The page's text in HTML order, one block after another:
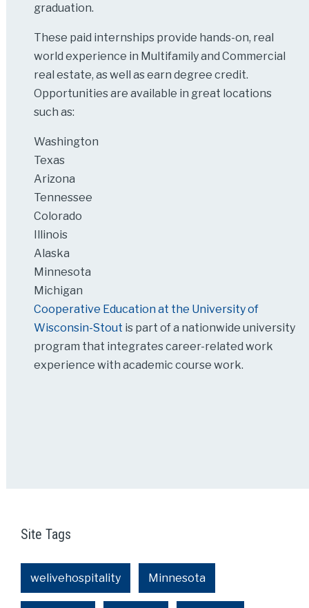
graduation.
These paid internships provide hands-on, real
world experience in Multifamily and Commercial
real estate, as well as earn degree credit.
Opportunities are available in great locations
such as:
Washington
Texas
Arizona
Tennessee
Colorado
Illinois
Alaska
Minnesota
Michigan
Cooperative Education at the University of
Wisconsin-Stout is part of a nationwide university
program that integrates career-related work
experience with academic course work.
Site Tags
welivehospitality Minnesota